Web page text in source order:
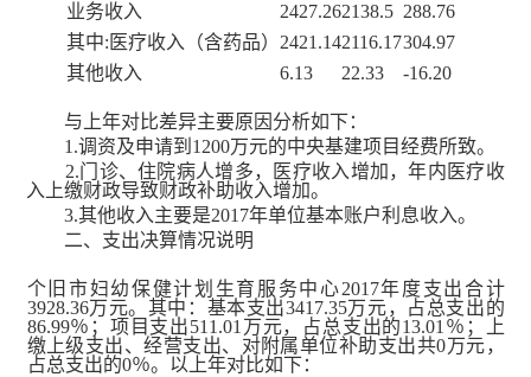
业务收入
2427.262138.5 288.76
其中:医疗收入（含药品） 2421.142116.17304.97
其他收入
6.13 22.33 -16.20
与上年对比差异主要原因分析如下：
1.调资及申请到1200万元的中央基建项目经费所致。
2.门诊、住院病人增多，医疗收入增加，年内医疗收
入上缴财政导致财政补助收入增加。
3.其他收入主要是2017年单位基本账户利息收入。
二、支出决算情况说明
个旧市妇幼保健计划生育服务中心2017年度支出合计
3928.36万元。其中：基本支出3417.35万元，占总支出的
86.99％；项目支出511.01万元，占总支出的13.01％；上
缴上级支出、经营支出、对附属单位补助支出共0万元，
占总支出的0％。以上年对比如下：